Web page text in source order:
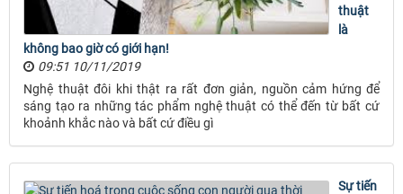
thuật
là
không bao giờ có giới hạn!
09:51 10/11/2019
Nghệ thuật đôi khi thật ra rất đơn giản, nguồn cảm hứng để
sáng tạo ra những tác phẩm nghệ thuật có thể đến từ bất cứ
khoảnh khắc nào và bất cứ điều gì
Sự tiến